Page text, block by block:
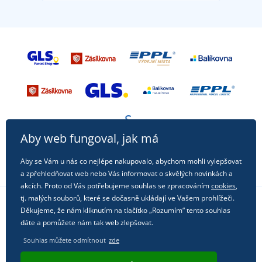
Sledujte nás na sociálních sítích
Aby web fungoval, jak má
Aby se Vám u nás co nejlépe nakupovalo, abychom mohli vylepšovat
a zpřehledňovat web nebo Vás informovat o skvělých novinkách a
akcích. Proto od Vás potřebujeme souhlas se zpracovánímcookies,
tj. malých souborů, které se dočasně ukládají ve Vašem prohlížeči.
Děkujeme, že nám kliknutím na tlačítko „Rozumím“ tento souhlas
dáte a pomůžete nám tak web zlepšovat.
Souhlas můžete odmítnout zde